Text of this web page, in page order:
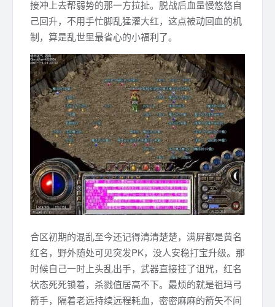
接冲上去帮弱势的那一方拉扯。脱战后血量慢悠悠自
己回升，不用手忙脚乱猛灌大红，这点被动回血的机
制，算是乱世里最省心的小福利了。
合区初期的混乱至今还记得清清楚楚，满屏都是黄名
红名，野外随处可见突发PK，没人安稳打宝升级。那
时候自己一时上头乱出手，武器直接挂了诅咒，红名
状态死死锁着，杀戮值居高不下。最烦的就是祖玛弓
箭手，隔着老远持续远程耗血，密密麻麻的箭矢不间